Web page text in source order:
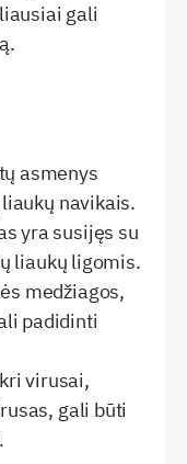
gali
asmenys
navikais.
yra susijęs su
liaukų ligomis.
medžiagos,
padidinti
virusai,
gali būti